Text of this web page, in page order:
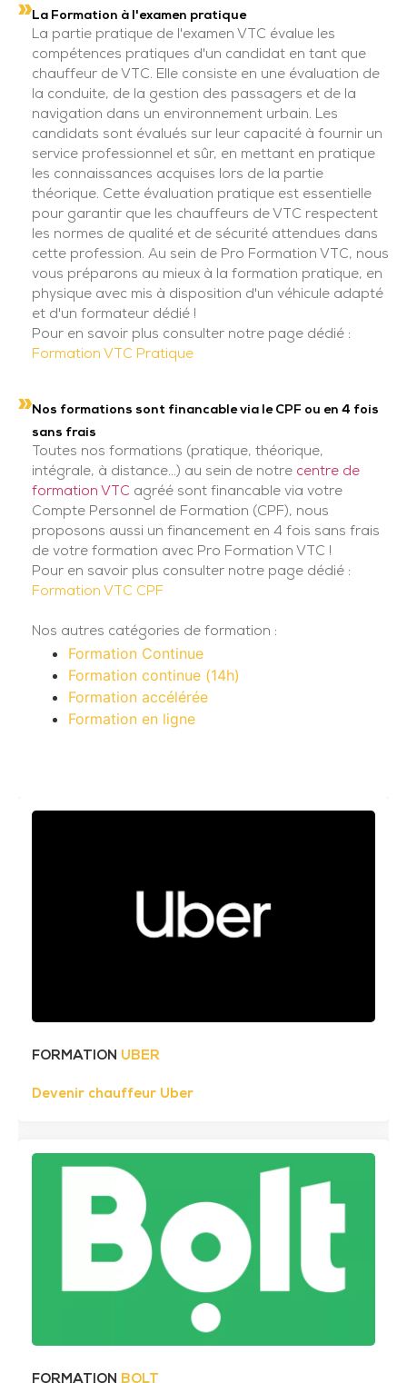
La Formation à l'examen pratique
La partie pratique de l'examen VTC évalue les
compétences pratiques d'un candidat en tant que
chauffeur de VTC. Elle consiste en une évaluation de
la conduite, de la gestion des passagers et de la
navigation dans un environnement urbain. Les
candidats sont évalués sur leur capacité à fournir un
service professionnel et sûr, en mettant en pratique
les connaissances acquises lors de la partie
théorique. Cette évaluation pratique est essentielle
pour garantir que les chauffeurs de VTC respectent
les normes de qualité et de sécurité attendues dans
cette profession. Au sein de Pro Formation VTC, nous
vous préparons au mieux à la formation pratique, en
physique avec mis à disposition d'un véhicule adapté
et d'un formateur dédié !
Pour en savoir plus consulter notre page dédié :
Formation VTC Pratique
Nos formations sont financable via le CPF ou en 4 fois
sans frais
Toutes nos formations (pratique, théorique,
intégrale, à distance...) au sein de notre centre de
formation VTC agréé sont financable via votre
Compte Personnel de Formation (CPF), nous
proposons aussi un financement en 4 fois sans frais
de votre formation avec Pro Formation VTC !
Pour en savoir plus consulter notre page dédié :
Formation VTC CPF
Nos autres catégories de formation :
Formation Continue
Formation continue (14h)
Formation accélérée
Formation en ligne
FORMATION UBER
Devenir chauffeur Uber
FORMATION BOLT